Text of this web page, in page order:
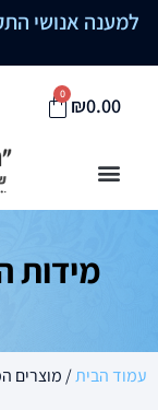
למענה אנושי התקשרו
₪0.00
0
מידות
עמוד הבית/ מוצרים